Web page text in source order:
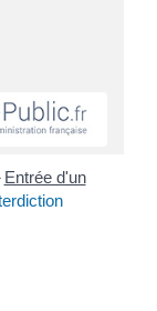
Entrée d'un